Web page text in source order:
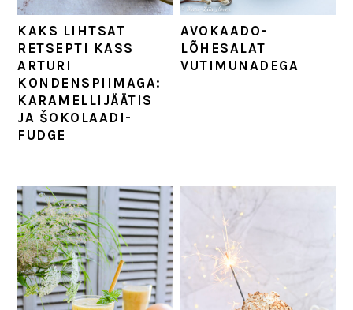
KAKS LIHTSAT
RETSEPTI KASS
ARTURI
KONDENSPIIMAGA:
KARAMELLIJÄÄTIS
JA ŠOKOLAADI-
FUDGE
AVOKAADO-
LÕHESALAT
VUTIMUNADEGA